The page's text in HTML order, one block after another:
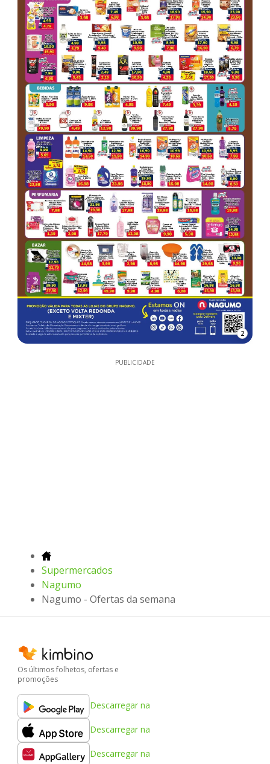
2
PUBLICIDADE
Supermercados
Nagumo
Nagumo - Ofertas da semana
Os últimos folhetos, ofertas e
promoções
Descarregar na
Descarregar na
Descarregar na